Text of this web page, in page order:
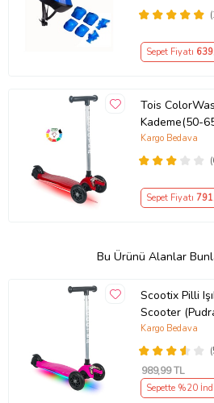
Sepet Fiyatı 639
Tois
Kademe(50-
Tekerlekli
Kargo Bedava
Sepet Fiyatı 791
Bu Ürünü Alanlar
Scootix Pilli
Scooter
Kargo Bedava
989,99 TL
Sepette %20